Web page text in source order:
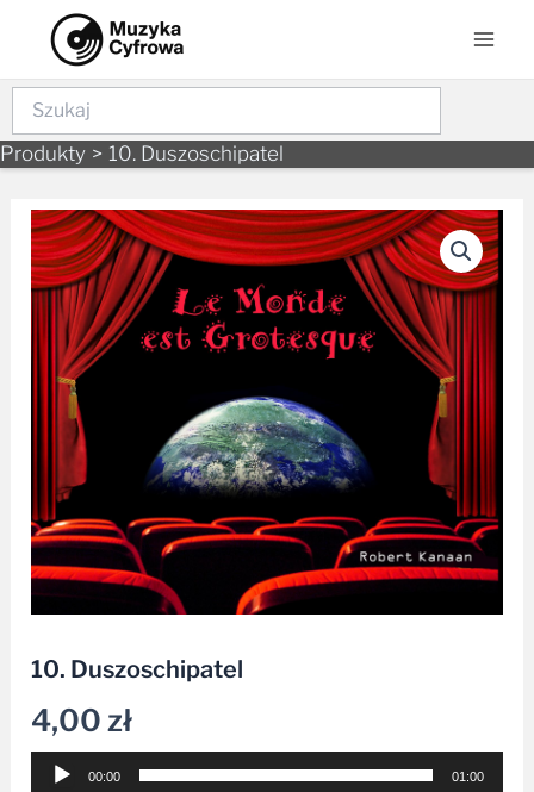
content
Szukaj
Produkty 10. Duszoschipatel
10. Duszoschipatel
4,00zł
Odtwarzacz
00:00 01:00